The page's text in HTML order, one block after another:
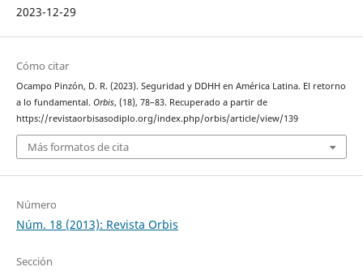
2023-12-29
Cómo citar
Ocampo Pinzón, D. R. (2023). Seguridad y DDHH en América Latina. El retorno
a lo fundamental. Orbis, (18), 78–83. Recuperado a partir de
https://revistaorbisasodiplo.org/index.php/orbis/article/view/139
Más formatos de cita
Número
Núm. 18 (2013): Revista Orbis
Sección